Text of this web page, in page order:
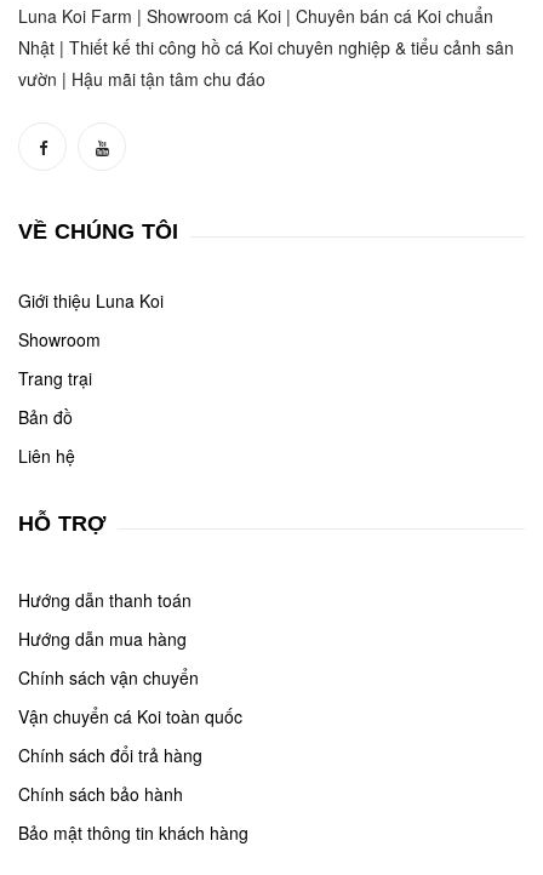
Luna Koi Farm | Showroom cá Koi | Chuyên bán cá Koi chuẩn
Nhật | Thiết kế thi công hồ cá Koi chuyên nghiệp & tiểu cảnh sân
vườn | Hậu mãi tận tâm chu đáo
VỀ CHÚNG TÔI
Giới thiệu Luna Koi
Showroom
Trang trại
Bản đồ
Liên hệ
HỖ TRỢ
Hướng dẫn thanh toán
Hướng dẫn mua hàng
Chính sách vận chuyển
Vận chuyển cá Koi toàn quốc
Chính sách đổi trả hàng
Chính sách bảo hành
Bảo mật thông tin khách hàng